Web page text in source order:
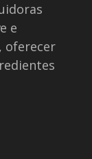
e
oferecer